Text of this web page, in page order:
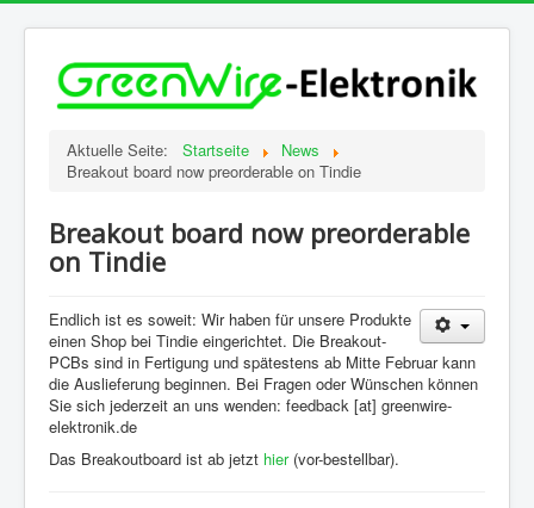
Aktuelle Seite: Startseite
News
Breakout board now preorderable on Tindie
Breakout board now preorderable
on Tindie
Endlich ist es soweit: Wir haben für unsere Produkte
einen Shop bei Tindie eingerichtet. Die Breakout-
PCBs sind in Fertigung und spätestens ab Mitte Februar kann
die Auslieferung beginnen. Bei Fragen oder Wünschen können
Sie sich jederzeit an uns wenden: feedback [at] greenwire-
elektronik.de
Das Breakoutboard ist ab jetzt hier (vor-bestellbar).